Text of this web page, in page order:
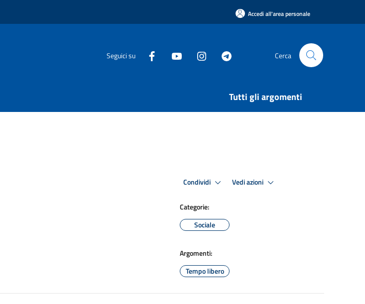
Accedi all'area personale
Seguici su Cerca
Tutti gli argomenti
Condividi Vedi azioni
Categorie:
Sociale
Argomenti:
Tempo libero